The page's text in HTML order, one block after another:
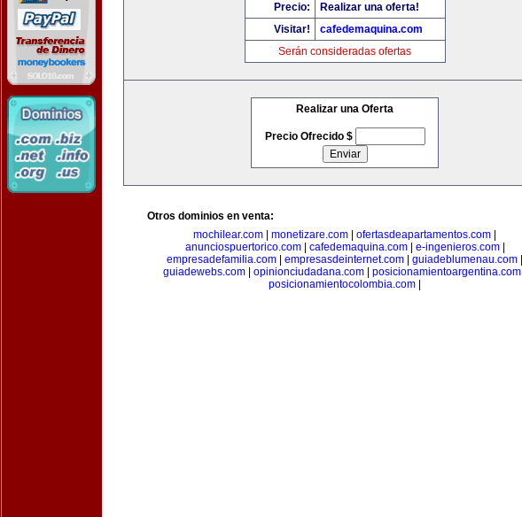
Precio:
Realizar una oferta!
Visitar!
cafedemaquina.com
Serán consideradas ofertas
Realizar una Oferta
Precio Ofrecido $
Otros dominios en venta:
mochilear.com
monetizare.com ofertasdeapartamentos.com
anunciospuertorico.com| cafedemaquina.com| e-ingenieros.com|
empresadefamilia.com
empresasdeinternet.com guiadeblumenau.com
guiadewebs.com
opinionciudadana.com posicionamientoargentina.com
posicionamientocolombia.com